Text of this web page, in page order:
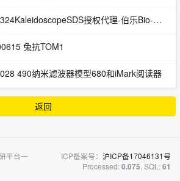
授权代理-伯乐Bio-Rad
兔抗TOM1
490纳米滤波器模型680和iMark阅读器
返回
平台一
ICP备案号： 沪ICP备17046131号
Processed:0.075, SQL:61